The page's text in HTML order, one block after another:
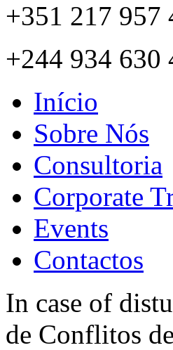
+351 217 957
+244 934 630
Início
Sobre Nós
Consultoria
Corporate
Events
Contactos
In case of
de Conflitos